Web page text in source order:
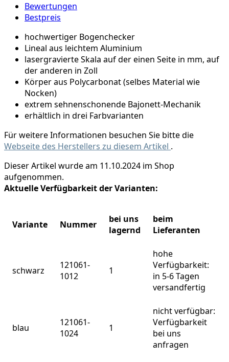
Bewertungen
Bestpreis
hochwertiger Bogenchecker
Lineal aus leichtem Aluminium
lasergravierte Skala auf der einen Seite in mm, auf
der anderen in Zoll
Körper aus Polycarbonat (selbes Material wie
Nocken)
extrem sehnenschonende Bajonett-Mechanik
erhältlich in drei Farbvarianten
Für weitere Informationen besuchen Sie bitte die
Webseite des Herstellers zu diesem Artikel .
Dieser Artikel wurde am 11.10.2024 im Shop
aufgenommen.
Aktuelle Verfügbarkeit der Varianten:
Variante Nummer
bei uns
lagernd
beim
Lieferanten
schwarz
121061-
1012
1
hohe
Verfügbarkeit:
in 5-6 Tagen
versandfertig
blau
121061-
1024
1
nicht verfügbar:
Verfügbarkeit
bei uns
anfragen